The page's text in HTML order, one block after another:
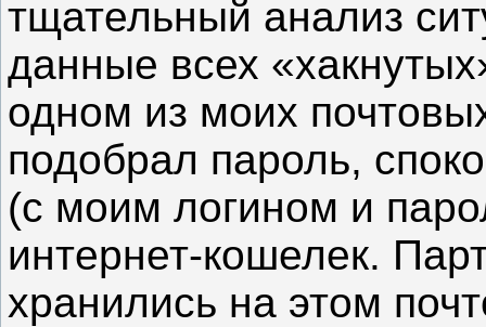
тщательный анализ
данные всех
одном из моих
подобрал пароль,
(с моим логином и
интернет-кошелек.
хранились на этом